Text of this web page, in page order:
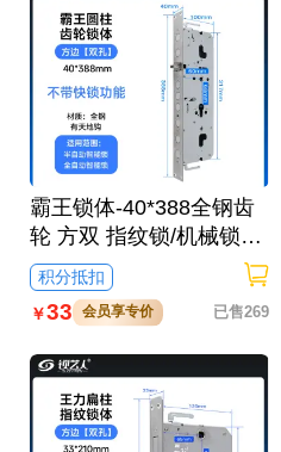
霸王锁体-40*388全钢齿
轮 方双 指纹锁/机械锁两
用锁体-有钩 不带快锁功
能
积分抵扣
￥33 会员享专价 已售269